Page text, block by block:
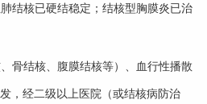
结核已硬结稳定；结核型胸膜炎已治
骨结核、腹膜结核等）、血行性播散
，经二级以上医院（或结核病防治